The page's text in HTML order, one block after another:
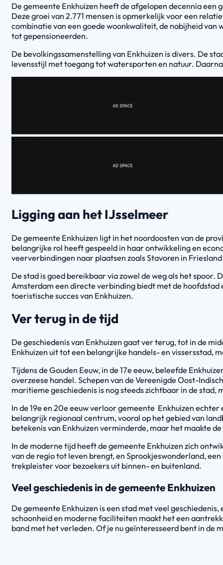
De gemeente Enkhuizen heeft de afgelopen decennia een
Deze groei van 2.771 mensen is opmerkelijk voor een
combinatie van een goede woonkwaliteit, de nabijheid van
tot gepensioneerden.
De bevolkingssamenstelling van Enkhuizen is divers. De
levensstijl met toegang tot watersporten en natuur.
Ligging aan het IJsselmeer
De gemeente Enkhuizen ligt in het noordoosten van de
belangrijke rol heeft gespeeld in haar ontwikkeling en
veerverbindingen naar plaatsen zoals Stavoren in
De stad is goed bereikbaar via zowel de weg als het
Amsterdam een directe verbinding biedt met de
toeristische succes van Enkhuizen.
Ver terug in de tijd
De geschiedenis van Enkhuizen gaat ver terug, tot in de
Enkhuizen uit tot een belangrijke handels- en vissersstad,
Tijdens de Gouden Eeuw, in de 17e eeuw, beleefde
overzeese handel. Schepen van de Vereenigde Oost-
maritieme geschiedenis is nog steeds zichtbaar in de
In de 19e en 20e eeuw verloor gemeente Enkhuizen
belangrijk regionaal centrum, vooral op het gebied van
betekenis van Enkhuizen verminderde, maar het maakte
In de moderne tijd heeft de gemeente Enkhuizen zich
van de regio tot leven brengt, en Sprookjeswonderland,
trekpleister voor bezoekers uit binnen- en buitenland.
Veel geschiedenis in de gemeente Enkhuizen
De gemeente Enkhuizen is een stad met veel
schoonheid en moderne faciliteiten maakt het een
band met het verleden. Of je nu geïnteresseerd bent in de